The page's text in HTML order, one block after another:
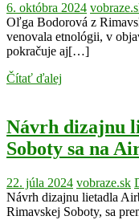
6. októbra 2024
Oľga Bodorová z
venovala etnológii, v
pokračuje aj[…]
Čítať ďalej
Návrh dizajnu
Soboty sa na
22. júla 2024 vobraze.sk
Návrh dizajnu lietadla
Rimavskej Soboty, sa